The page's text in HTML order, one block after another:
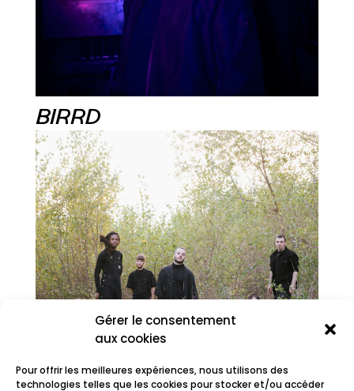
Gérer le consentement
aux cookies
Pour offrir les meilleures expériences, nous utilisons des
technologies telles que les cookies pour stocker et/ou accéder
BIRRD